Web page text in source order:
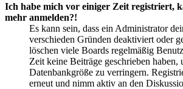
Ich habe mich vor einiger Zeit registriert,
mehr anmelden?!
Es kann sein, dass ein Administrator
verschieden Gründen deaktiviert oder
löschen viele Boards regelmäßig
Zeit keine Beiträge geschrieben haben,
Datenbankgröße zu verringern.
erneut und nimm aktiv an den